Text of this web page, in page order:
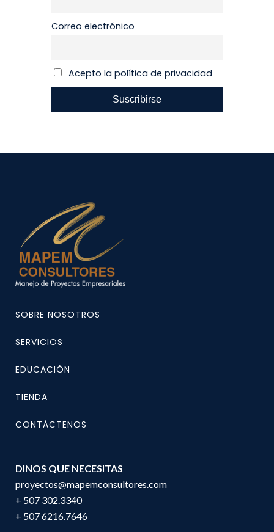
Correo electrónico
Acepto la política de privacidad
SOBRE NOSOTROS
SERVICIOS
EDUCACIÓN
TIENDA
CONTÁCTENOS
DINOS QUE NECESITAS
proyectos@mapemconsultores.com
+ 507 302.3340
+ 507 6216.7646